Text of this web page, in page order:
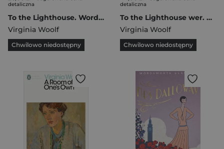
detaliczna
To the Lighthouse. Wordsworth Classics wer. angielska
Virginia Woolf
Chwilowo niedostępny
detaliczna
To the Lighthouse wer. angielska
Virginia Woolf
Chwilowo niedostępny